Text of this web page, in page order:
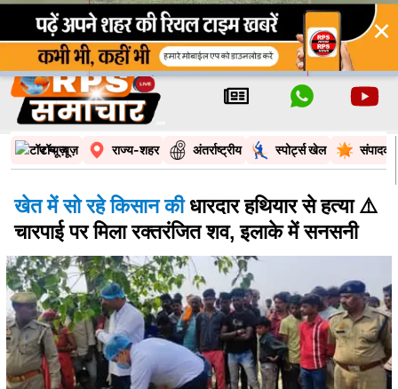
×
टॉप न्यूज़ राज्य-शहर अंतर्राष्ट्रीय स्पोर्ट्स खेल
खेत में सो रहे किसान कीधारदार हथियार से हत्या ⚠️
चारपाई पर मिला रक्तरंजित शव, इलाके में सनसनी